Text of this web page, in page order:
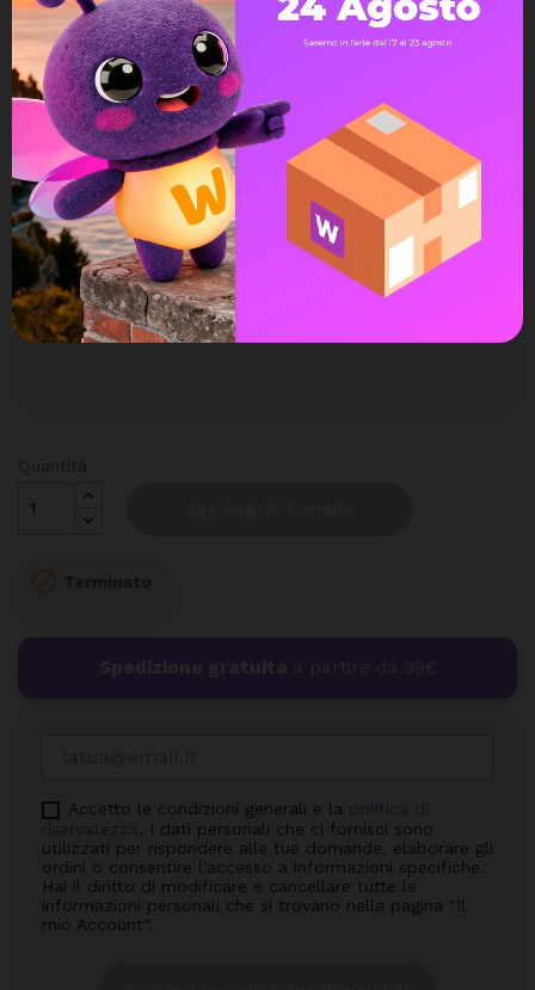
HTR
Pannello Solare Fotovoltaico
460WP TRINA SOLAR VERTEX
S+ NEG9R.28 N-TYPE
TOPCON DOPPIO VETRO
Accetto le condizioni generali e la
. I dati personali che ci fornisci sono
utilizzati per rispondere alle tue domande, elaborare gli
ordini o consentire l'accesso a informazioni specifiche.
Hai il diritto di modificare e cancellare tutte le
informazioni personali che si trovano nella pagina "Il
mio Account".